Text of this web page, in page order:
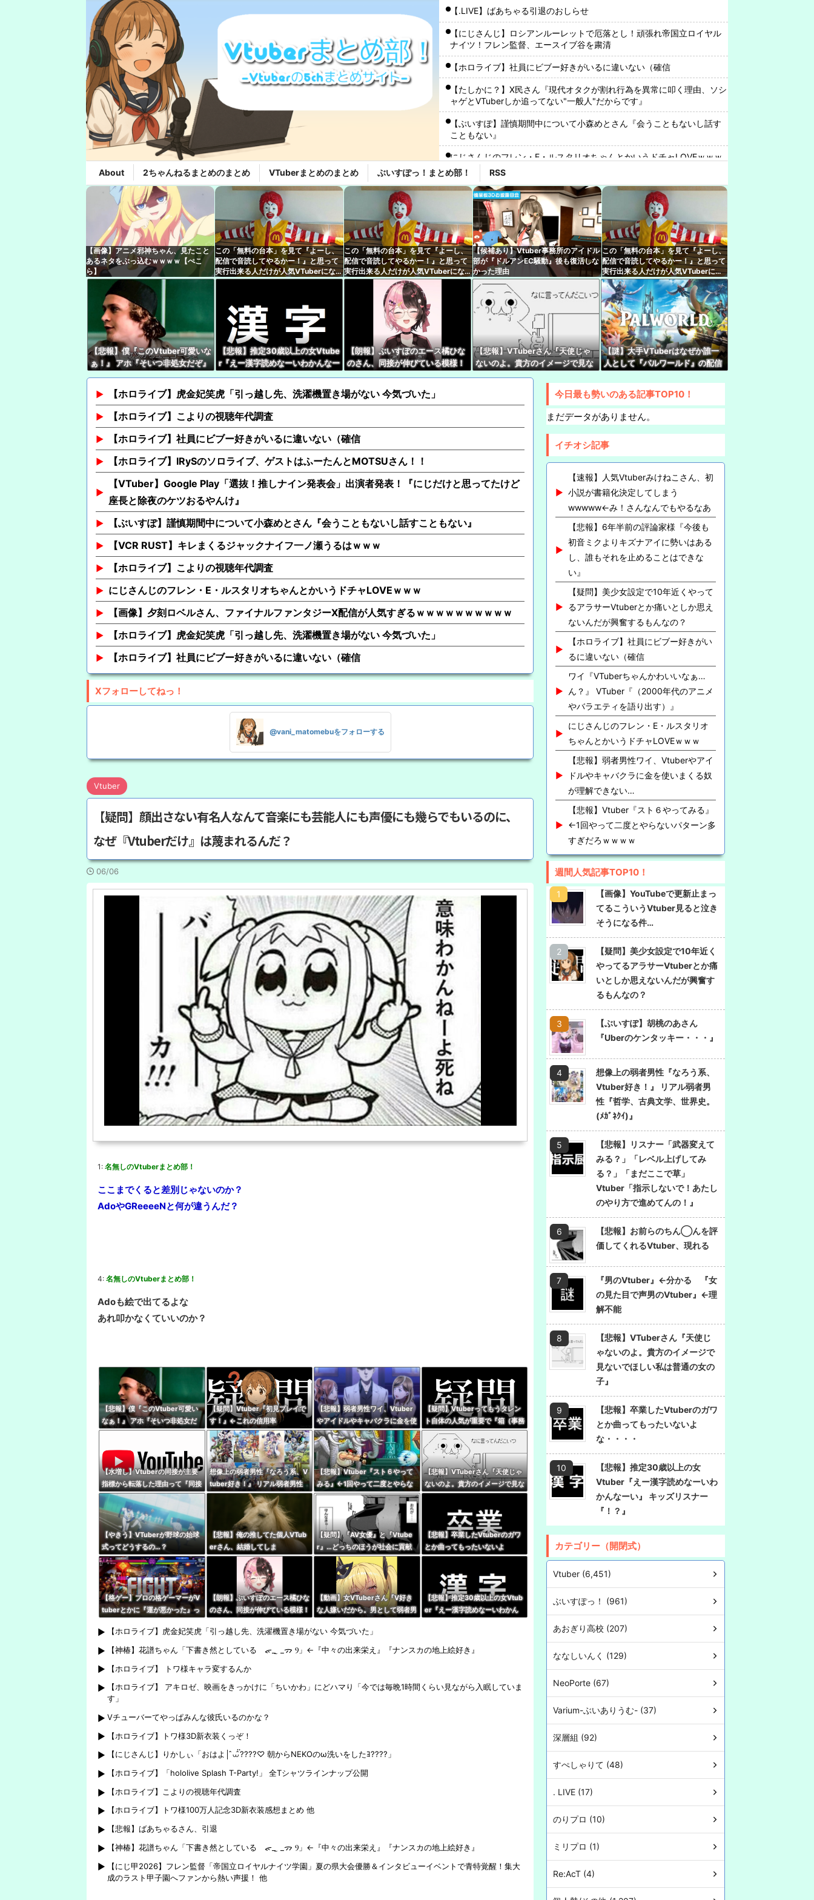
【.LIVE】ばあちゃる引退のおしらせ
【にじさんじ】ロシアンルーレットで厄落とし！頑張れ帝国立ロイヤル
ナイツ！フレン監督、エースイブ谷を粛清
【ホロライブ】社員にビブー好きがいるに違いない（確信
【たしかに？】X民さん『現代オタクが割れ行為を異常に叩く理由、ソシ
ャゲとVTuberしか追ってない"一般人"だからです』
【ぶいすぽ】謹慎期間中について小森めとさん『会うこともないし話す
こともない』
にじさんじのフレン・E・ルスタリオちゃんとかいうドチャLOVEｗｗｗ
【ホロライブ】こよりの視聴年代調査
【悲報】人気Vtuberさん、1998年生まれをカミングアウトwwwww
【ホロライブ】ニコ、引っ越し先に洗濯機置き場がない
ワイ『VTuberちゃんかわいいなぁ…ん？』 VTuber『（2000年代のアニ
メやバラエティを語り出す）』
【速報】人気Vtuberみけねこさん、初小説が書籍化決定してしまう
wwwww←み！さんなんでもやるなあ
【画像】夕刻ロベルさん、ファイナルファンタジーX配信が人気すぎるｗ
ｗｗｗｗｗｗｗｗｗ
【開幕】尾丸ポルカが挑む禁断のデスゲーム！？
【悲報】プロゲーマーさん、加藤純一信者を怒らせてしまった結果、好
き嫌い5位にwwwwwwww
【ホロライブ】IRySのソロライブ、ゲストはふーたんとMOTSUさ
About 2ちゃんねるまとめのまとめ VTuberまとめのまとめ ぶいすぽっ！まとめ部！ RSS
【画像】アニメ邪神ちゃん、見たこと
あるネタをぶっ込むｗｗｗｗ【ぺこ
ら】
この「無料の台本」を見て『よーし、
配信で音読してやるかー！』と思って
実行出来る人だけが人気VTuberになれ
ます
この「無料の台本」を見て『よーし、
配信で音読してやるかー！』と思って
実行出来る人だけが人気VTuberになれ
ます
【候補あり】Vtuber事務所のアイドル
部が『ドルアンEC騒動』後も復活しな
かった理由
この「無料の台本」を見て『よーし、
配信で音読してやるかー！』と思って
実行出来る人だけが人気VTuberにな
れます
【悲報】僕『このVtuber可愛いな
ぁ！』 アホ『そいつ非処女だぞ』
【悲報】推定30歳以上の女Vtube
r『えー漢字読めなーいわかんなー
【朗報】ぶいすぽのエース橘ひな
のさん、同接が伸びている模様！
【悲報】VTuberさん『天使じゃ
ないのよ。貴方のイメージで見な
【謎】大手VTuberはなぜか誰一
人として『パルワールド』の配信
【ホロライブ】虎金妃笑虎「引っ越し先、洗濯機置き場がない 今気づいた」
【ホロライブ】こよりの視聴年代調査
【ホロライブ】社員にビブー好きがいるに違いない（確信
【ホロライブ】IRySのソロライブ、ゲストはふーたんとMOTSUさん！！
【VTuber】Google Play「選抜！推しナイン発表会」出演者発表！『にじだけと思ってたけど
座長と除夜のケツおるやんけ』
【ぶいすぽ】謹慎期間中について小森めとさん『会うこともないし話すこともない』
【VCR RUST】キレまくるジャックナイフ一ノ瀬うるはｗｗｗ
【ホロライブ】こよりの視聴年代調査
にじさんじのフレン・E・ルスタリオちゃんとかいうドチャLOVEｗｗｗ
【画像】夕刻ロベルさん、ファイナルファンタジーX配信が人気すぎるｗｗｗｗｗｗｗｗｗｗ
【ホロライブ】虎金妃笑虎「引っ越し先、洗濯機置き場がない 今気づいた」
【ホロライブ】社員にビブー好きがいるに違いない（確信
Xフォローしてねっ！
@vani_matomebuをフォローする
Vtuber
【疑問】顔出さない有名人なんて音楽にも芸能人にも声優にも幾らでもいるのに、
なぜ『Vtuberだけ』は蔑まれるんだ？
06/06
1: 名無しのVtuberまとめ部！
ここまでくると差別じゃないのか？
AdoやGReeeeNと何が違うんだ？
4: 名無しのVtuberまとめ部！
Adoも絵で出てるよな
あれ叩かなくていいのか？
【悲報】僕『このVtuber可愛い
なぁ！』 アホ『そいつ非処女だ
ぞ』←これｗｗｗ
【疑問】Vtuber『初見プレイで
す！』←これの信用率
【悲報】弱者男性ワイ、Vtuber
やアイドルやキャバクラに金を使
いまくる奴が理解できない…
【疑問】Vtuberってもうタレン
ト自体の人気が重要で『箱（事務
所）』の優劣で語る時代じゃなく
なってね？
【水増し】Vtuberの同接が主要
指標から転落した理由って『同接
に対して高評価数が少ない配信が
あぶり出された』からだよな
想像上の弱者男性『なろう系、V
tuber好き！』 リアル弱者男性
『哲学、古典文学、世界史。(ﾒ
【悲報】Vtuber『スト６やって
みる』←1回やって二度とやらな
いパターン多すぎだろｗｗｗｗ
【悲報】VTuberさん『天使じゃ
ないのよ。貴方のイメージで見な
いでほしい私は普通の女の子』
【やきう】VTuberが野球の始球
式ってどうするの…？
【悲報】俺の推してた個人VTub
erさん、結婚してしま
う・・・・
【疑問】『AV女優』と『Vtube
r』…どっちのほうが社会に貢献
している？
【悲報】卒業したVtuberのガワ
とか曲ってもったいないよ
な・・・・
【格ゲー】プロの格ゲーマーがV
tuberとかに『運が悪かった』っ
【朗報】ぶいすぽのエース橘ひな
のさん、同接が伸びている模様！
【動画】女VTuberさん『V好き
な人嫌いだから。男として弱者男
【悲報】推定30歳以上の女Vtub
er『えー漢字読めなーいわかん
【ホロライブ】虎金妃笑虎「引っ越し先、洗濯機置き場がない 今気づいた」
【神椿】花譜ちゃん「下書き然としている ᯠ_ ̫ _ᯄ Ⳋ」←『中々の出来栄え』『ナンスカの地上絵好き』
【ホロライブ】 トワ様キャラ変するんか
【ホロライブ】 アキロゼ、映画をきっかけに「ちいかわ」にどハマり「今では毎晩1時間くらい見ながら入眠していま
す」
Vチューバーてやっぱみんな彼氏いるのかな？
【ホロライブ】トワ様3D新衣装くっぞ！
【にじさんじ】りかしぃ「おはよ│ ̂⩊፟ ̂????♡ 朝からNEKOのω洗いをしたﾖ????」
【ホロライブ】「hololive Splash T-Party!」 全Tシャツラインナップ公開
【ホロライブ】こよりの視聴年代調査
【ホロライブ】トワ様100万人記念3D新衣装感想まとめ 他
【悲報】ばあちゃるさん、引退
【神椿】花譜ちゃん「下書き然としている ᯠ_ ̫ _ᯄ Ⳋ」←『中々の出来栄え』『ナンスカの地上絵好き』
【にじ甲2026】フレン監督「帝国立ロイヤルナイツ学園」夏の県大会優勝＆インタビューイベントで青特覚醒！集大
成のラスト甲子園へファンから熱い声援！ 他
今日最も勢いのある記事TOP10！
まだデータがありません。
イチオシ記事
【速報】人気Vtuberみけねこさん、初
小説が書籍化決定してしまう
wwwww←み！さんなんでもやるなあ
【悲報】6年半前の評論家様『今後も
初音ミクよりキズナアイに勢いはある
し、誰もそれを止めることはできな
い』
【疑問】美少女設定で10年近くやって
るアラサーVtuberとか痛いとしか思え
ないんだが興奮するもんなの？
【ホロライブ】社員にビブー好きがい
るに違いない（確信
ワイ『VTuberちゃんかわいいなぁ…
ん？』 VTuber『（2000年代のアニメ
やバラエティを語り出す）』
にじさんじのフレン・E・ルスタリオ
ちゃんとかいうドチャLOVEｗｗｗ
【悲報】弱者男性ワイ、Vtuberやアイ
ドルやキャバクラに金を使いまくる奴
が理解できない…
【悲報】Vtuber『スト６やってみる』
←1回やって二度とやらないパターン多
すぎだろｗｗｗｗ
週間人気記事TOP10！
【画像】YouTubeで更新止まっ
てるこういうVtuber見ると泣き
そうになる件…
【疑問】美少女設定で10年近く
やってるアラサーVtuberとか痛
いとしか思えないんだが興奮す
るもんなの？
【ぶいすぽ】胡桃のあさん
『Uberのケンタッキー・・・』
想像上の弱者男性『なろう系、
Vtuber好き！』 リアル弱者男
性『哲学、古典文学、世界史。
(ﾒｶﾞﾈｸｲ)』
【悲報】リスナー「武器変えて
みる？」「レベル上げしてみ
る？」「まだここで草」
Vtuber「指示しないで！あたし
のやり方で進めてんの！』
【悲報】お前らのちん◯んを評
価してくれるVtuber、現れる
『男のVtuber』←分かる 『女
の見た目で声男のVtuber』←理
解不能
【悲報】VTuberさん『天使じ
ゃないのよ。貴方のイメージで
見ないでほしい私は普通の女の
子』
【悲報】卒業したVtuberのガワ
とか曲ってもったいないよ
な・・・・
【悲報】推定30歳以上の女
Vtuber『えー漢字読めなーいわ
かんなーい』 キッズリスナー
『！？』
カテゴリー（開閉式）
Vtuber (6,451)
ぶいすぽっ！ (961)
あおぎり高校 (207)
ななしいんく (129)
NeoPorte (67)
Varium-ぶいありうむ- (37)
深層組 (92)
すぺしゃりて (48)
. LIVE (17)
のりプロ (10)
ミリプロ (1)
Re:AcT (4)